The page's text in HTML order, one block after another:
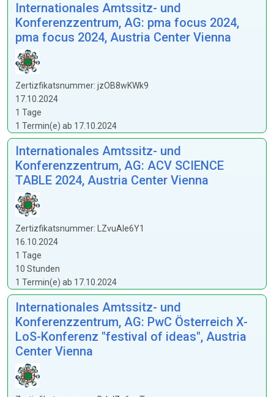
Internationales Amtssitz- und
Konferenzzentrum, AG: pma focus 2024,
pma focus 2024, Austria Center Vienna
Zertizfikatsnummer: jzOB8wKWk9
17.10.2024
1 Tage
1 Termin(e) ab 17.10.2024
Internationales Amtssitz- und
Konferenzzentrum, AG: ACV SCIENCE
TABLE 2024, Austria Center Vienna
Zertizfikatsnummer: LZvuAIe6Y1
16.10.2024
1 Tage
10 Stunden
1 Termin(e) ab 17.10.2024
Internationales Amtssitz- und
Konferenzzentrum, AG: PwC Österreich X-
LoS-Konferenz "festival of ideas", Austria
Center Vienna